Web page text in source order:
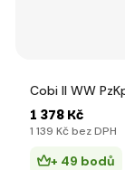
Cobi II WW
1 378 Kč
1 139 Kč bez DPH
+ 49 bodů